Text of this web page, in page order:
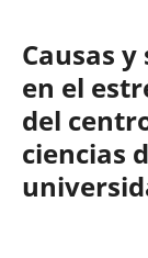
Causas
en el
del
ciencias